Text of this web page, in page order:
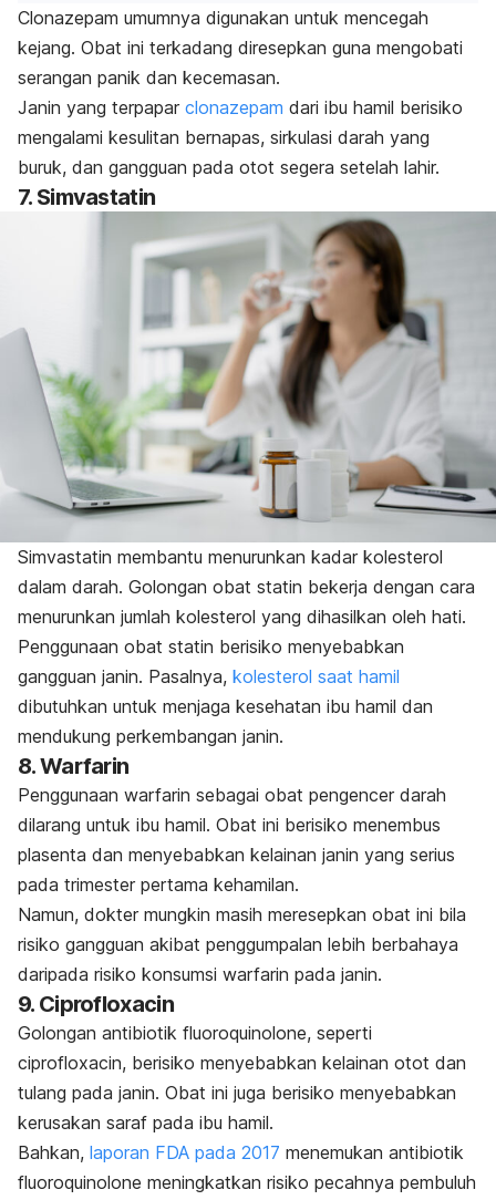
Clonazepam umumnya digunakan untuk mencegah
kejang. Obat ini terkadang diresepkan guna mengobati
serangan panik dan kecemasan.
Janin yang terpapar clonazepam dari ibu hamil berisiko
mengalami kesulitan bernapas, sirkulasi darah yang
buruk, dan gangguan pada otot segera setelah lahir.
7. Simvastatin
Simvastatin membantu menurunkan kadar kolesterol
dalam darah. Golongan obat statin bekerja dengan cara
menurunkan jumlah kolesterol yang dihasilkan oleh hati.
Penggunaan obat statin berisiko menyebabkan
gangguan janin. Pasalnya, kolesterol saat hamil
dibutuhkan untuk menjaga kesehatan ibu hamil dan
mendukung perkembangan janin.
8. Warfarin
Penggunaan warfarin sebagai obat pengencer darah
dilarang untuk ibu hamil. Obat ini berisiko menembus
plasenta dan menyebabkan kelainan janin yang serius
pada trimester pertama kehamilan.
Namun, dokter mungkin masih meresepkan obat ini bila
risiko gangguan akibat penggumpalan lebih berbahaya
daripada risiko konsumsi warfarin pada janin.
9. Ciprofloxacin
Golongan antibiotik fluoroquinolone, seperti
ciprofloxacin, berisiko menyebabkan kelainan otot dan
tulang pada janin. Obat ini juga berisiko menyebabkan
kerusakan saraf pada ibu hamil.
Bahkan, laporan FDA pada 2017 menemukan antibiotik
fluoroquinolone meningkatkan risiko pecahnya pembuluh